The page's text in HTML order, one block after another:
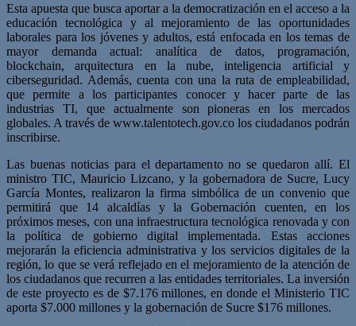
Esta apuesta que busca aportar a la democratización en el acceso a la
educación tecnológica y al mejoramiento de las oportunidades
laborales para los jóvenes y adultos, está enfocada en los temas de
mayor demanda actual: analítica de datos, programación,
blockchain, arquitectura en la nube, inteligencia artificial y
ciberseguridad. Además, cuenta con una la ruta de empleabilidad,
que permite a los participantes conocer y hacer parte de las
industrias TI, que actualmente son pioneras en los mercados
globales. A través de www.talentotech.gov.co los ciudadanos podrán
inscribirse.
Las buenas noticias para el departamento no se quedaron allí. El
ministro TIC, Mauricio Lizcano, y la gobernadora de Sucre, Lucy
García Montes, realizaron la firma simbólica de un convenio que
permitirá que 14 alcaldías y la Gobernación cuenten, en los
próximos meses, con una infraestructura tecnológica renovada y con
la política de gobierno digital implementada. Estas acciones
mejorarán la eficiencia administrativa y los servicios digitales de la
región, lo que se verá reflejado en el mejoramiento de la atención de
los ciudadanos que recurren a las entidades territoriales. La inversión
de este proyecto es de $7.176 millones, en donde el Ministerio TIC
aporta $7.000 millones y la gobernación de Sucre $176 millones.